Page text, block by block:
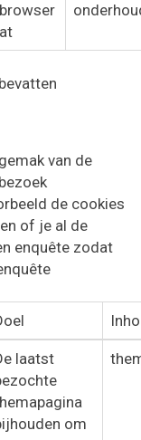
van de
de cookies
of je al de
enquête zodat
laatst
om